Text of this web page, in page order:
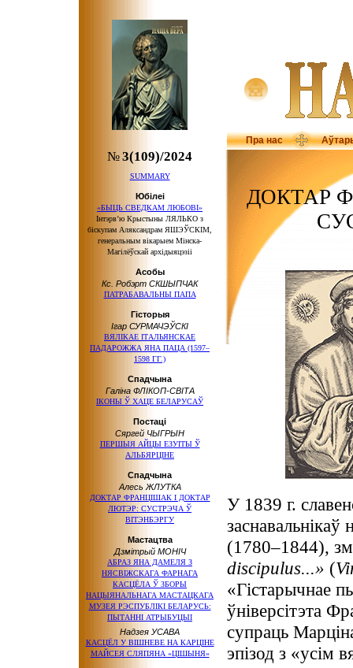
Пра нас
№3(109)/2024
SUMMARY
Юбілеі
«БЫЦЬ СВЕДКАМ ЛЮБОВІ»
Інтэрв’ю Крыстыны ЛЯЛЬКО з
біскупам Аляксандрам ЯШЭЎСКІМ,
генеральным вікарыем Мінска-
Магілёўскай архідыяцэзіі
Асобы
Кс. Робэрт СКШЫПЧАК
ПАТРАБАВАЛЬНЫ ПАПА
Гісторыя
Ігар СУРМАЧЭЎСКІ
ВЯЛІКАЕ ІТАЛЬЯНСКАЕ
ПАДАРОЖЖА ЯНА ПАЦА (1597–
1598 ГГ.)
Спадчына
Галіна ФЛІКОП-СВІТА
ІКОНЫ Ў ХАЦЕ БЕЛАРУСАЎ
Постаці
Сяргей ЧЫГРЫН
ПЕРШЫЯ АЙЦЫ ЕЗУІТЫ Ў
АЛЬБЯРЦІНЕ
Спадчына
Алесь ЖЛУТКА
ДОКТАР ФРАНЦІШАК І ДОКТАР
ЛЮТЭР: СУСТРЭЧА Ў
ВІТЭНБЭРГУ
Мастацтва
Дзмітрый МОНІЧ
АБРАЗ ЯНА ДАМЕЛЯ З
НЯСВІЖСКАГА ФАРНАГА
КАСЦЁЛА Ў ЗБОРЫ
НАЦЫЯНАЛЬНАГА МАСТАЦКАГА
МУЗЕЯ РЭСПУБЛІКІ БЕЛАРУСЬ:
ПЫТАННІ АТРЫБУЦЫІ
Надзея УСАВА
КАСЦЁЛ У ВІШНЕВЕ НА КАРЦІНЕ
МАЙСЕЯ СЛЯПЯНА «ЦІШЫНЯ»
ДОКТАР
У 1839 г.
заснавальнікаў
(1780–1844),
discipulus...» (
«Гістарычнае
ўніверсітэта
супраць
эпізод з «усім